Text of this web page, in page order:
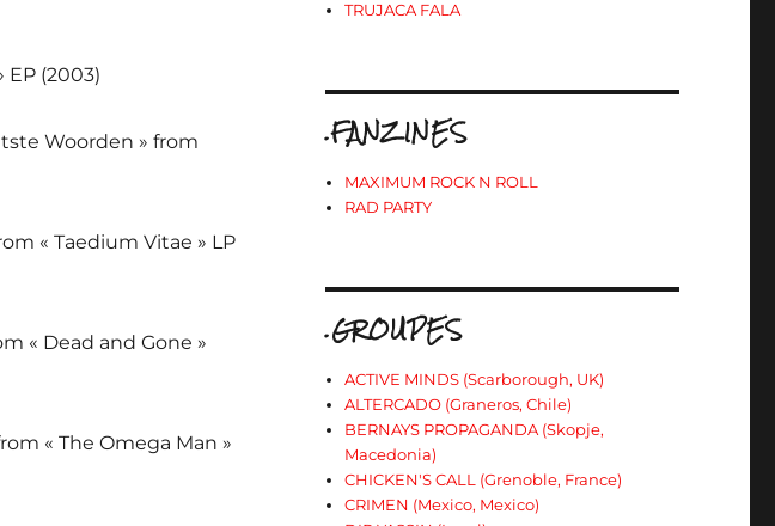
EP (2003)
Woorden » from
« Taedium Vitae » LP
« Dead and Gone »
« The Omega Man »
TRUJACA FALA
.FANZINES
MAXIMUM ROCK N ROLL
RAD PARTY
.GROUPES
ACTIVE MINDS (Scarborough, UK)
ALTERCADO (Graneros, Chile)
BERNAYS PROPAGANDA (Skopje,
Macedonia)
CHICKEN'S CALL (Grenoble, France)
CRIMEN (Mexico, Mexico)